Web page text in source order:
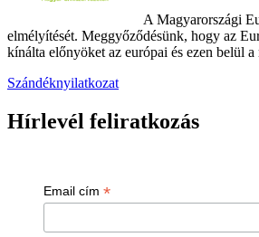
A Magyarországi
elmélyítését. Meggyőződésünk, hogy az
kínálta előnyöket az európai és ezen belül
Szándéknyilatkozat
Hírlevél feliratkozás
Email cím *